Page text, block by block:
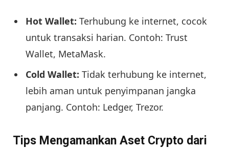
Hot Wallet: Terhubung ke internet, cocok
untuk transaksi harian. Contoh: Trust
Wallet, MetaMask.
Cold Wallet: Tidak terhubung ke internet,
lebih aman untuk penyimpanan jangka
panjang. Contoh: Ledger, Trezor.
Tips Mengamankan Aset Crypto dari